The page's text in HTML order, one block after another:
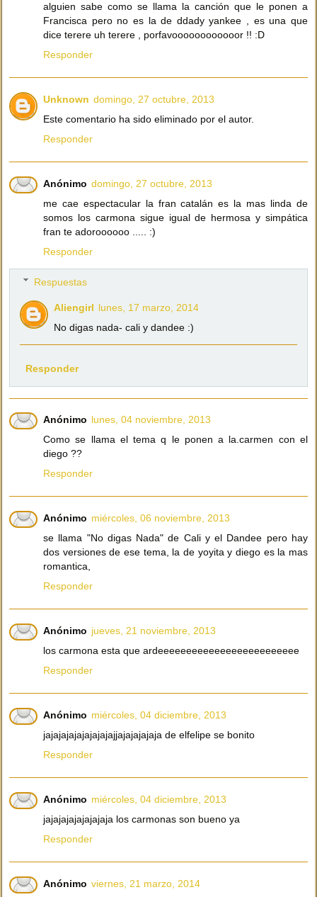
alguien sabe como se llama la canción que le ponen a
Francisca pero no es la de ddady yankee , es una que
dice terere uh terere , porfavoooooooooooor !! :D
Responder
Unknown domingo, 27 octubre, 2013
Este comentario ha sido eliminado por el autor.
Responder
Anónimo domingo, 27 octubre, 2013
me cae espectacular la fran catalán es la mas linda de
somos los carmona sigue igual de hermosa y simpática
fran te adoroooooo ..... :)
Responder
Respuestas
Aliengirl lunes, 17 marzo, 2014
No digas nada- cali y dandee :)
Responder
Anónimo lunes, 04 noviembre, 2013
Como se llama el tema q le ponen a la.carmen con el
diego ??
Responder
Anónimo miércoles, 06 noviembre, 2013
se llama "No digas Nada" de Cali y el Dandee pero hay
dos versiones de ese tema, la de yoyita y diego es la mas
romantica,
Responder
Anónimo jueves, 21 noviembre, 2013
los carmona esta que ardeeeeeeeeeeeeeeeeeeeeeeeee
Responder
Anónimo miércoles, 04 diciembre, 2013
jajajajajajajajajajjajajajajaja de elfelipe se bonito
Responder
Anónimo miércoles, 04 diciembre, 2013
jajajajajajajajaja los carmonas son bueno ya
Responder
Anónimo viernes, 21 marzo, 2014